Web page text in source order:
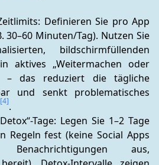
Definieren Sie pro App
30–60 Minuten/Tag). Nutzen Sie
bildschirmfüllenden
aktives „Weitermachen oder
– das reduziert die tägliche
und senkt problematisches
[4].
Tage: Legen Sie 1–2 Tage
Regeln fest (keine Social Apps
aus,